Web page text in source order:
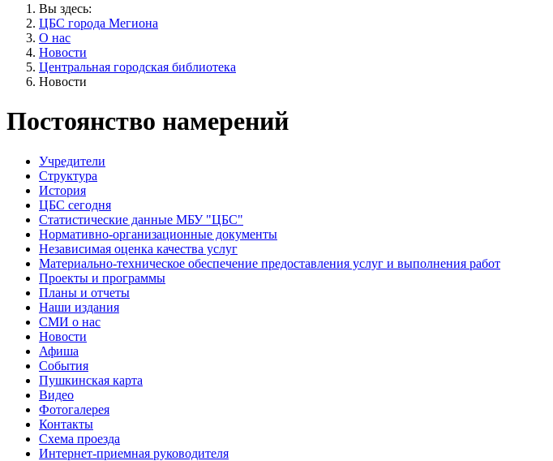
Вы здесь:
ЦБС города Мегиона
О нас
Новости
Центральная городская библиотека
Новости
Постоянство намерений
Учредители
Структура
История
ЦБС сегодня
Статистические данные МБУ "ЦБС"
Нормативно-организационные документы
Независимая оценка качества услуг
Материально-техническое обеспечение предоставления услуг и выполнения работ
Проекты и программы
Планы и отчеты
Наши издания
СМИ о нас
Новости
Афиша
События
Пушкинская карта
Видео
Фотогалерея
Контакты
Схема проезда
Интернет-приемная руководителя